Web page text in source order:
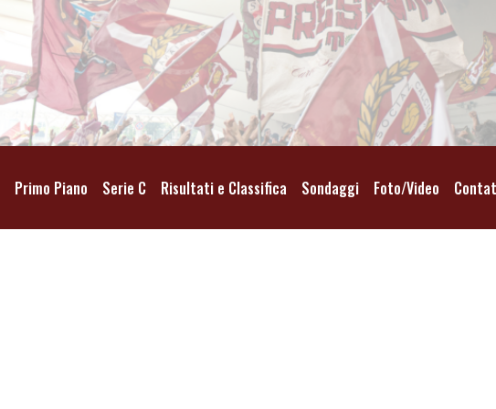
Primo Piano Serie C Risultati e Classifica Sondaggi Foto/Video